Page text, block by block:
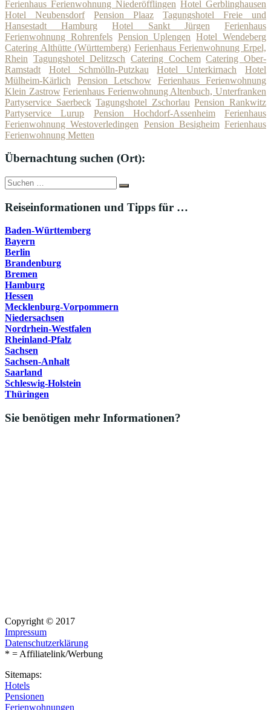
Ferienhaus Ferienwohnung Niederöfflingen Hotel Gerblinghausen
Hotel Neubensdorf
Pension Plaaz
Tagungshotel Freie und
Hansestadt Hamburg
Hotel Sankt Jürgen
Ferienhaus
Ferienwohnung Rohrenfels Pension Uplengen
Hotel Wendeberg
Catering Althütte (Württemberg) Ferienhaus Ferienwohnung Erpel,
Rhein Tagungshotel Delitzsch Catering Cochem Catering Ober-
Ramstadt
Hotel Schmölln-Putzkau Hotel Unterkirnach
Hotel
Mülheim-Kärlich
Pension Letschow
Ferienhaus Ferienwohnung
Klein Zastrow Ferienhaus Ferienwohnung Altenbuch, Unterfranken
Partyservice Saerbeck Tagungshotel Zschorlau Pension Rankwitz
Partyservice Lurup
Pension Hochdorf-Assenheim
Ferienhaus
Ferienwohnung Westoverledingen Pension Besigheim Ferienhaus
Ferienwohnung Metten
Übernachtung suchen (Ort):
Suche
nach:
Suchen
Reiseinformationen und Tipps für …
Baden-Württemberg
Bayern
Berlin
Brandenburg
Bremen
Hamburg
Hessen
Mecklenburg-Vorpommern
Niedersachsen
Nordrhein-Westfalen
Rheinland-Pfalz
Sachsen
Sachsen-Anhalt
Saarland
Schleswig-Holstein
Thüringen
Sie benötigen mehr Informationen?
Copyright © 2017
Impressum
Datenschutzerklärung
* = Affiliatelink/Werbung
Sitemaps:
Hotels
Pensionen
Ferienwohnungen